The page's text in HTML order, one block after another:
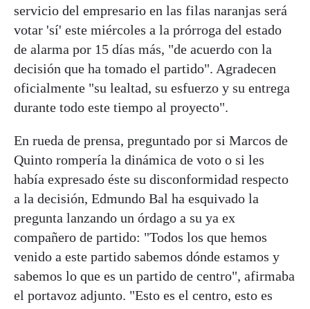
servicio del empresario en las filas naranjas será
votar 'sí' este miércoles a la prórroga del estado
de alarma por 15 días más, "de acuerdo con la
decisión que ha tomado el partido". Agradecen
oficialmente "su lealtad, su esfuerzo y su entrega
durante todo este tiempo al proyecto".
En rueda de prensa, preguntado por si Marcos de
Quinto rompería la dinámica de voto o si les
había expresado éste su disconformidad respecto
a la decisión, Edmundo Bal ha esquivado la
pregunta lanzando un órdago a su ya ex
compañero de partido: "Todos los que hemos
venido a este partido sabemos dónde estamos y
sabemos lo que es un partido de centro", afirmaba
el portavoz adjunto. "Esto es el centro, esto es